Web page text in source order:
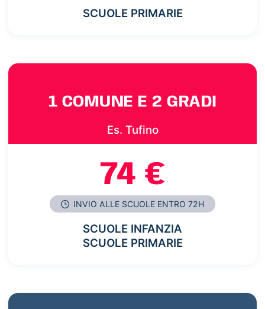
SCUOLE PRIMARIE
1 COMUNE E 2 GRADI
Es. Tufino
74 €
INVIO ALLE SCUOLE ENTRO 72H
SCUOLE INFANZIA
SCUOLE PRIMARIE